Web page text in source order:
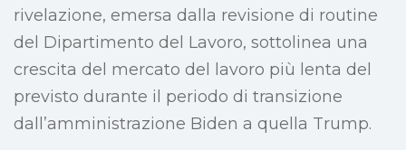
rivelazione, emersa dalla revisione di routine
del Dipartimento del Lavoro, sottolinea una
crescita del mercato del lavoro più lenta del
previsto durante il periodo di transizione
dall’amministrazione Biden a quella Trump.